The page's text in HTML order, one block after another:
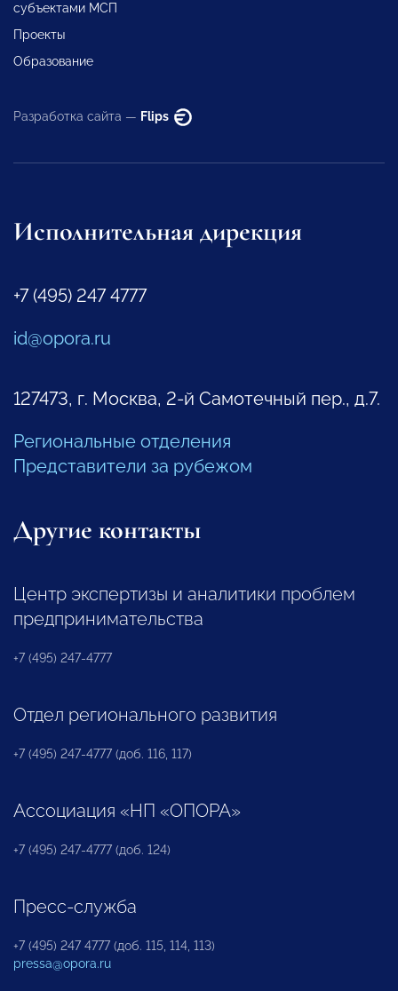
субъектами МСП
Проекты
Образование
Разработка сайта — Flips
Исполнительная дирекция
+7 (495) 247 4777
id@opora.ru
127473, г. Москва, 2-й Самотечный пер., д.7.
Региональные отделения
Представители за рубежом
Другие контакты
Центр экспертизы и аналитики проблем
предпринимательства
+7 (495) 247-4777
Отдел регионального развития
+7 (495) 247-4777 (доб. 116, 117)
Ассоциация «НП «ОПОРА»
+7 (495) 247-4777 (доб. 124)
Пресс-служба
+7 (495) 247 4777 (доб. 115, 114, 113)
pressa@opora.ru